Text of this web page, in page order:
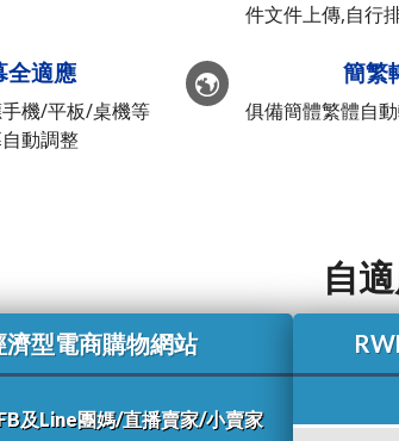
全適應
機/平板/桌機等
動調整
件文件上傳,自行
簡繁
俱備簡體繁體自
自
濟型電商購物網站
及Line團媽/直播賣家/小賣家